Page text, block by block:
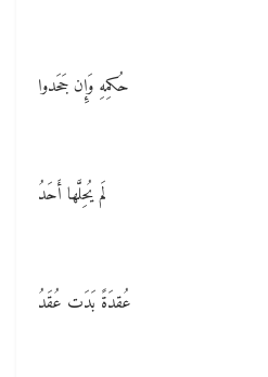
حُكمِهِ وَإِن جَحَدوا
لَم يُحِلَّها أَحَدُ
عُقدَةً بَدَت عُقَدُ